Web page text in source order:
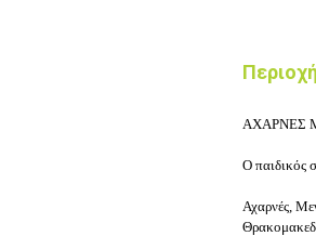
ΑΧΑΡΝΕΣ
Ο παιδικός
Αχαρνές,